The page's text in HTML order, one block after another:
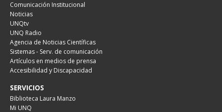
Comunicación Institucional
Noticias
UNQtv
UNQ Radio
Agencia de Noticias Científicas
Sistemas - Serv. de comunicación
Artículos en medios de prensa
Accesibilidad y Discapacidad
SERVICIOS
Biblioteca Laura Manzo
Mi UNQ